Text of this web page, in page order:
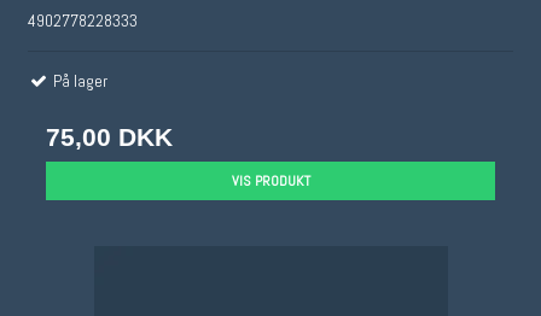
4902778228333
På lager
75,00 DKK
VIS PRODUKT